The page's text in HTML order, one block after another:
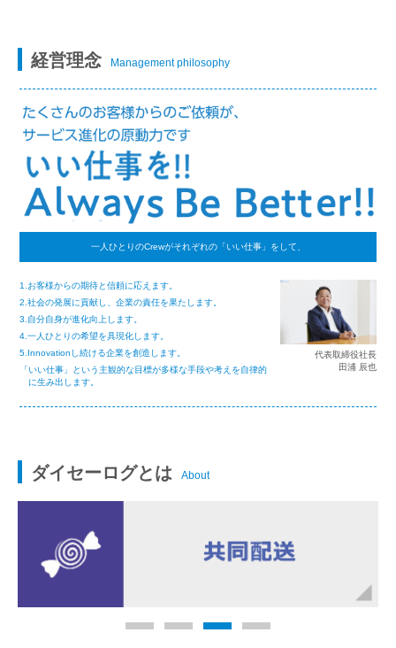
経営理念 Management philosophy
一人ひとりのCrewがそれぞれの「いい仕事」をして、
代表取締役社長
田浦 辰也
1.お客様からの期待と信頼に応えます。
2.社会の発展に貢献し、企業の責任を果たします。
3.自分自身が進化向上します。
4.一人ひとりの希望を具現化します。
5.Innovationし続ける企業を創造します。
「いい仕事」という主観的な目標が多様な手段や考えを自律的
に生み出します。
ダイセーログとは About